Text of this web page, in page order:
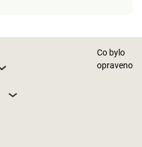
Co bylo
opraveno